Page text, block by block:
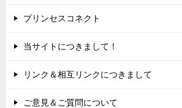
プリンセスコネクト
当サイトにつきまして！
リンク＆相互リンクにつきまして
ご意見＆ご質問について